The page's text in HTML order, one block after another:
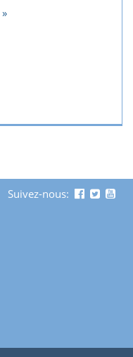
Suivez-nous: